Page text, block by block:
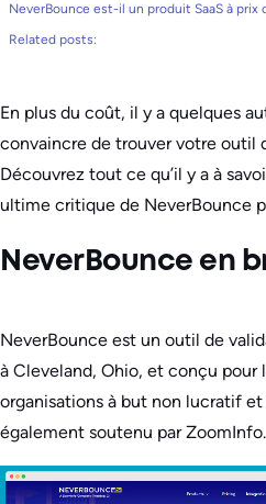
NeverBounce est-il un produit SaaS à prix
Related posts:
En plus du coût, il y a quelques
convaincre de trouver votre outil
Découvrez tout ce qu’il y a à
ultime critique de NeverBounce
NeverBounce en
NeverBounce est un outil de
à Cleveland, Ohio, et conçu pour
organisations à but non lucratif et
également soutenu par ZoomInfo.